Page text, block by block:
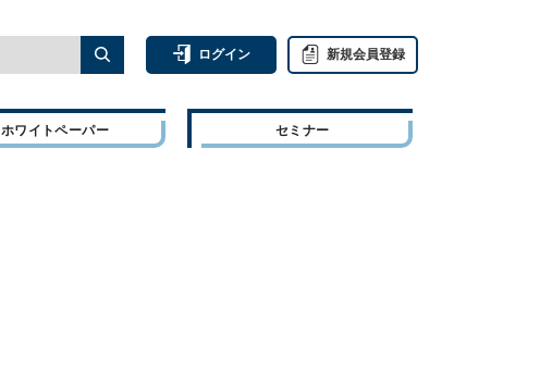
ログイン 新規会員登録
ホワイトペーパー セミナー